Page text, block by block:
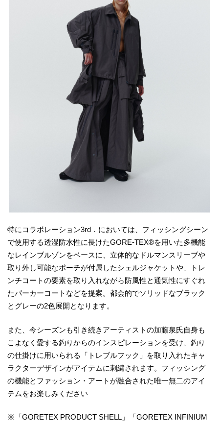
特にコラボレーション3rd．においては、フィッシングシーン
で使用する透湿防水性に長けたGORE-TEX®を用いた多機能
なレインブルゾンをベースに、立体的なドルマンスリーブや
取り外し可能なポーチが付属したシェルジャケットや、トレ
ンチコートの要素を取り入れながら防風性と通気性にすぐれ
たパーカーコートなどを提案。都会的でソリッドなブラック
とグレーの2色展開となります。
また、今シーズンも引き続きアーティストの加藤泉氏自身も
こよなく愛する釣りからのインスピレーションを受け、釣り
の仕掛けに用いられる「トレブルフック」を取り入れたキャ
ラクターデザインがアイテムに刺繍されます。フィッシング
の機能とファッション・アートが融合された唯一無二のアイ
テムをお楽しみください
※「GORETEX PRODUCT SHELL」「GORETEX INFINIUM